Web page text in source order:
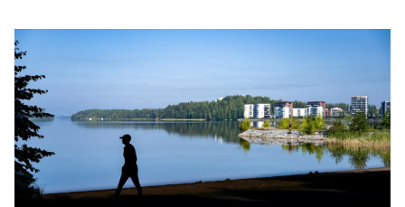
pyyhkäisyliikkeitä.